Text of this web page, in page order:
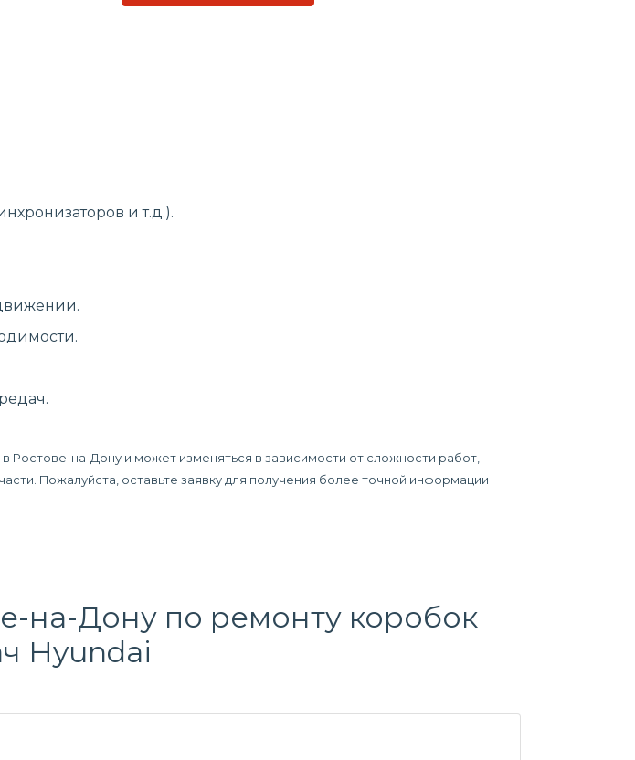
и т.д.).
Ростове-на-Дону и может изменяться в зависимости от сложности работ,
Пожалуйста, оставьте заявку для получения более точной информации
на-Дону по ремонту коробок
Hyundai